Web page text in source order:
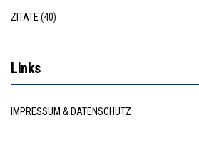
ZITATE (40)
Links
IMPRESSUM & DATENSCHUTZ